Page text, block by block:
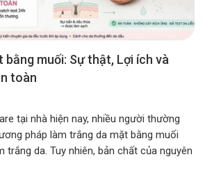
bằng muối: Sự thật, Lợi ích và
toàn
tại nhà hiện nay, nhiều người thường
pháp làm trắng da mặt bằng muối
trắng da. Tuy nhiên, bản chất của nguyên